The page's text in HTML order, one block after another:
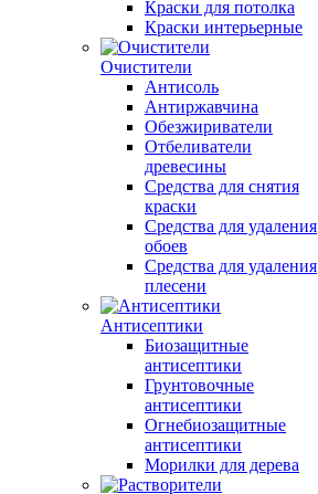
Краски для потолка
Краски интерьерные
Очистители
Антисоль
Антиржавчина
Обезжириватели
Отбеливатели
древесины
Средства для снятия
краски
Средства для удаления
обоев
Средства для удаления
плесени
Антисептики
Биозащитные
антисептики
Грунтовочные
антисептики
Огнебиозащитные
антисептики
Морилки для дерева